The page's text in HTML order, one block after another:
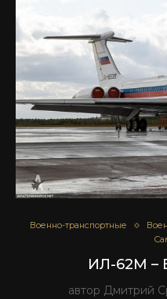
Военно-транспортные
ИЛ-62М –
автор Дмитрий